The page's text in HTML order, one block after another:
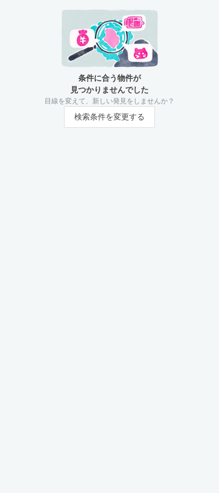
条件に合う物件が
見つかりませんでした
目線を変えて、新しい発見をしませんか？
検索条件を変更する